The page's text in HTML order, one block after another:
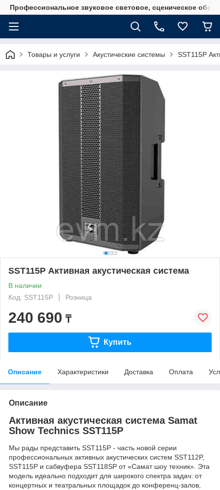
Профессиональное звуковое световое, сценическое
Товары и услуги Акустические системы SST115P
SST115P Активная акустическая система
В наличии
Код: SST115P
Розница
240 690 ₸
Купить
Описание Характеристики Доставка Оплата
Описание
Активная акустическая система Samat
Show Technics SST115P
Мы рады представить SST115P - часть новой серии
профессиональных активных акустических систем SST112P,
SST115P и сабвуфера SST118SP от «Самат шоу техник». Эта
модель идеально подходит для широкого спектра задач: от
концертных и театральных площадок до конференц-залов,